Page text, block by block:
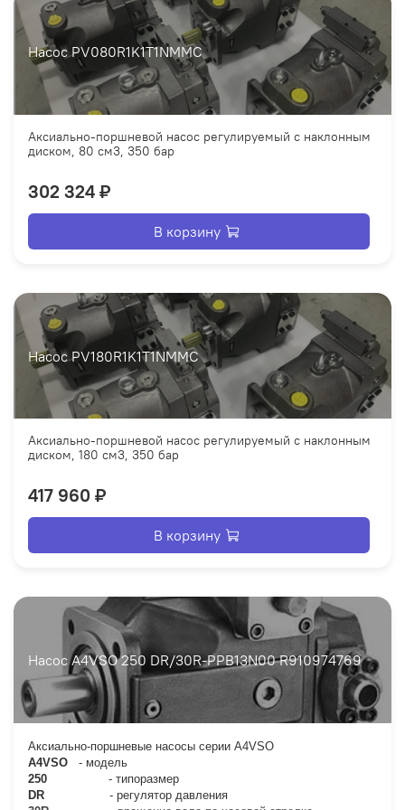
Насос PV080R1K1T1NMMC
Аксиально-поршневой насос регулируемый с наклонным
диском, 80 см3, 350 бар
302 324 ₽
В корзину
Насос PV180R1K1T1NMMC
Аксиально-поршневой насос регулируемый с наклонным
диском, 180 см3, 350 бар
417 960 ₽
В корзину
Насос A4VSO 250 DR/30R-PPB13N00 R910974769
Аксиально-поршневые насосы серии A4VSO
A4VSO
- модель
250
- типоразмер
DR
- регулятор давления